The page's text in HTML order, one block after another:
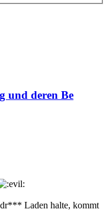
und deren Be
Laden halte, kommt